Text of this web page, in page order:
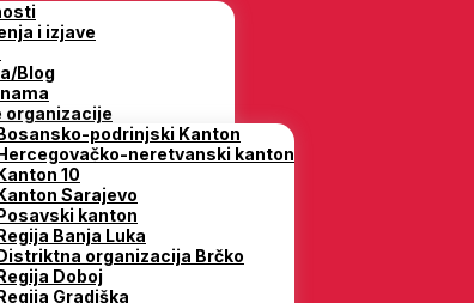
i izjave
Blog
organizacije
podrinjski Kanton
neretvanski kanton
10
Sarajevo
kanton
Banja Luka
organizacija Brčko
Doboj
Gradiška